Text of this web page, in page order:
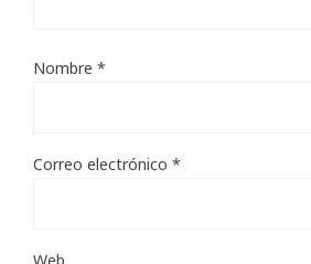
Nombre *
Correo electrónico *